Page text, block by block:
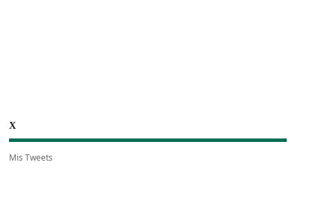
X
Mis Tweets